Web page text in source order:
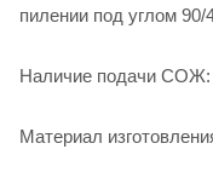
пилении под углом
Наличие подачи
Материал